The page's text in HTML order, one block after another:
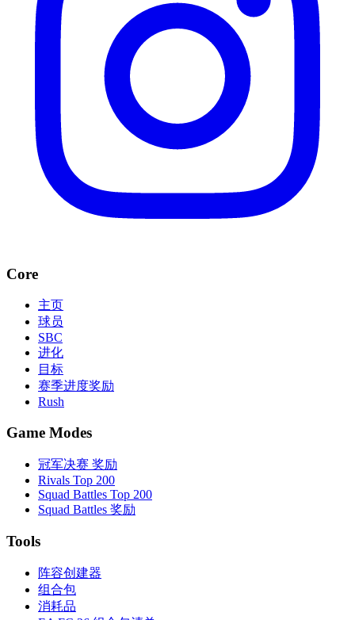
Core
主页
球员
SBC
进化
目标
赛季进度奖励
Rush
Game Modes
冠军决赛 奖励
Rivals Top 200
Squad Battles Top 200
Squad Battles 奖励
Tools
阵容创建器
组合包
消耗品